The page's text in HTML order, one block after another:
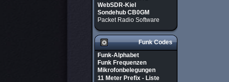
WebSDR-Kiel
Sondehub CB0GM
Packet Radio Software
Funk Codes
Funk-Alphabet
Funk Frequenzen
Mikrofonbelegungen
11 Meter Prefix - Liste